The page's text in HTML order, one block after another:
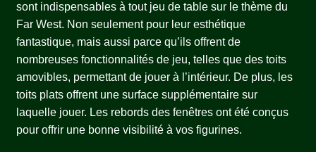
sont indispensables à tout jeu de table sur le thème du
Far West. Non seulement pour leur esthétique
fantastique, mais aussi parce qu’ils offrent de
nombreuses fonctionnalités de jeu, telles que des toits
amovibles, permettant de jouer à l’intérieur. De plus, les
toits plats offrent une surface supplémentaire sur
laquelle jouer. Les rebords des fenêtres ont été conçus
pour offrir une bonne visibilité à vos figurines.